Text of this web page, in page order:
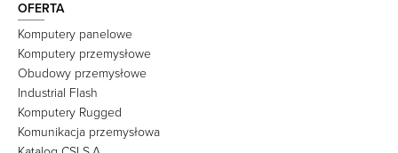
OFERTA
Komputery panelowe
Komputery przemysłowe
Obudowy przemysłowe
Industrial Flash
Komputery Rugged
Komunikacja przemysłowa